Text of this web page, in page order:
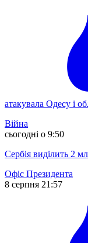
атакувала Одесу і
Війна
сьогодні о 9:50
Сербія виділить 2
Офіс Президента
8 серпня 21:57